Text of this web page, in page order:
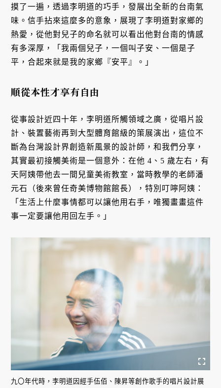
摸了一遍，透過李明道的巧手，發展出全新的台南氣
味。信手拈來這麼多的意象，展現了李明道對家鄉的
熱愛，從他對兒子的命名就可以看出他對台南的情感
有多深厚，「我兩個兒子，一個叫子安、一個是子
平，合起來就是我的家鄉『安平』。」
順從本性才享有自由
從事設計近四十年，李明道所觸領域之廣，從唱片設
計、裝置藝術再到大型體育館級的策展演出，這位不
斷為台灣設計界創造新風景的設計師，和我們分享，
其實最初接觸美術是一個意外：在他 4、5 歲左右，有
天阿姨帶他去一間兒童美術教室，當時教學的老師潘
元石（後來曾任奇美博物館館長），特別叮嚀阿姨：
「生活上什麼事情都可以讓他用右手，唯獨畫畫這件
事一定要讓他用回左手。」
九〇年代時，李明道因經手伍佰、陳昇等創作歌手的唱片設計展